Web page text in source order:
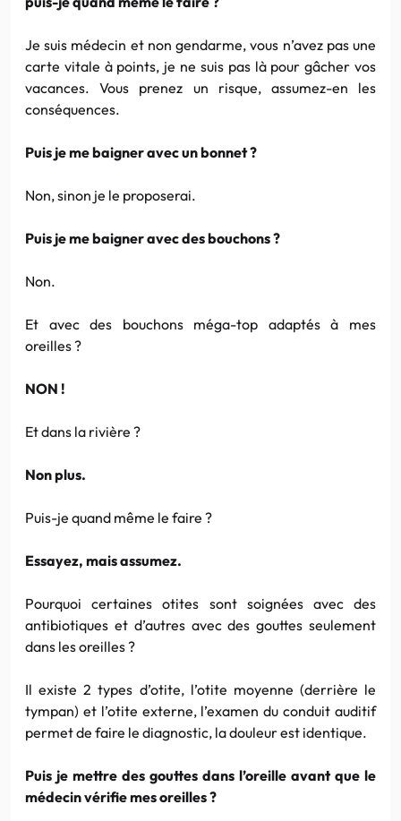
Je suis médecin et non gendarme, vous n’avez pas une
carte vitale à points, je ne suis pas là pour gâcher vos
vacances. Vous prenez un risque, assumez-en les
conséquences.
Puis je me baigner avec un bonnet ?
Non, sinon je le proposerai.
Puis je me baigner avec des bouchons ?
Non.
Et avec des bouchons méga-top adaptés à mes
oreilles ?
NON !
Et dans la rivière ?
Non plus.
Puis-je quand même le faire ?
Essayez, mais assumez.
Pourquoi certaines otites sont soignées avec des
antibiotiques et d’autres avec des gouttes seulement
dans les oreilles ?
Il existe 2 types d’otite, l’otite moyenne (derrière le
tympan) et l’otite externe, l’examen du conduit auditif
permet de faire le diagnostic, la douleur est identique.
Puis je mettre des gouttes dans l’oreille avant que le
médecin vérifie mes oreilles ?